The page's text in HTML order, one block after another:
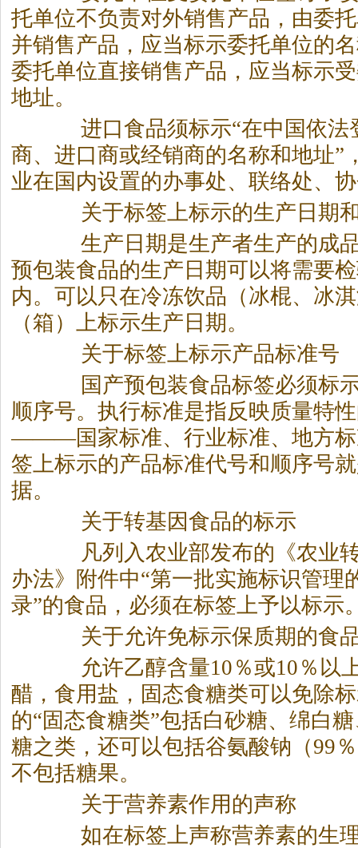
托单位不负责对外销售产品，由委
并销售产品，应当标示委托单位的
委托单位直接销售产品，应当标示
地址。
进口食品须标示“在中国依法
商、进口商或经销商的名称和地址”
业在国内设置的办事处、联络处、
关于标签上标示的生产日期
生产日期是生产者生产的成品
预包装食品的生产日期可以将需要
内。可以只在冷冻饮品（冰棍、冰
（箱）上标示生产日期。
关于标签上标示产品标准号
国产预包装食品标签必须标示
顺序号。执行标准是指反映质量特
———国家标准、行业标准、地方标
签上标示的产品标准代号和顺序号
据。
关于转基因食品的标示
凡列入农业部发布的《农业转
办法》附件中“第一批实施标识管理
录”的食品，必须在标签上予以标示
关于允许免标示保质期的食
允许乙醇含量10％或10％以
醋，食用盐，固态食糖类可以免除
的“固态食糖类”包括白砂糖、绵白
糖之类，还可以包括谷氨酸钠（99
不包括糖果。
关于营养素作用的声称
如在标签上声称营养素的生